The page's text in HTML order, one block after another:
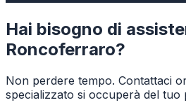
Hai bisogno di
Roncoferraro?
Non perdere tempo. Contattaci
specializzato si occuperà del tuo